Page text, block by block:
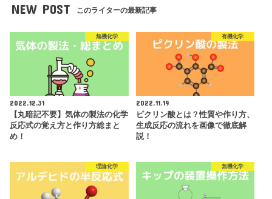
NEW POST このライターの最新記事
無機化学
2022.12.31
【丸暗記不要】気体の製法の化学
反応式の覚え方と作り方総まと
め！
有機化学
2022.11.19
ピクリン酸とは？性質や作り方、
生成反応の流れを画像で徹底解
説！
理論化学 無機化学